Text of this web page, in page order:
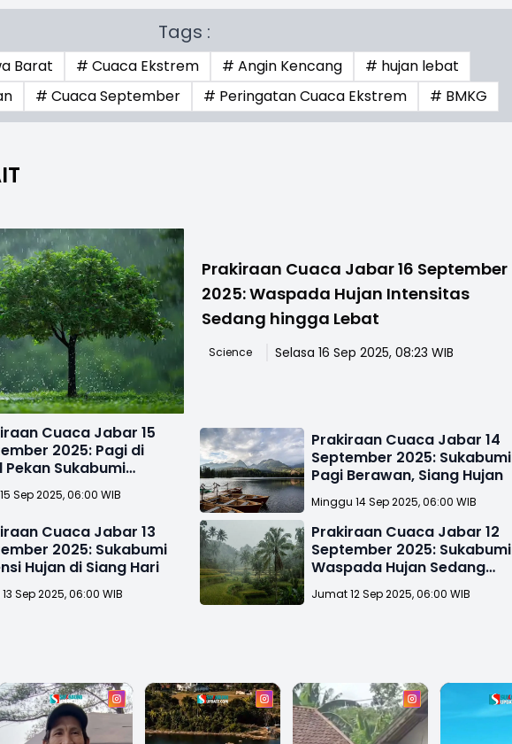
Tags :
Barat # Cuaca Ekstrem # Angin Kencang
# hujan lebat
# Cuaca September # Peringatan Cuaca Ekstrem # BMKG
Prakiraan Cuaca Jabar 16 September
2025: Waspada Hujan Intensitas
Sedang hingga Lebat
Science Selasa 16 Sep 2025, 08:23 WIB
Cuaca Jabar 15
2025: Pagi di
Pekan Sukabumi
Berawan
Sep 2025, 06:00 WIB
Prakiraan Cuaca Jabar 14
September 2025: Sukabumi
Pagi Berawan, Siang Hujan
Minggu 14 Sep 2025, 06:00 WIB
Cuaca Jabar 13
2025: Sukabumi
Hujan di Siang Hari
Sep 2025, 06:00 WIB
Prakiraan Cuaca Jabar 12
September 2025: Sukabumi
Waspada Hujan Sedang
hingga Lebat
Jumat 12 Sep 2025, 06:00 WIB